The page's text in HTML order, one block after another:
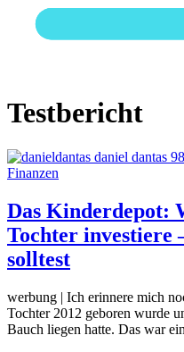
Testbericht
Finanzen
Das Kinderdepot:
Tochter investiere
solltest
werbung | Ich erinnere mich
Tochter 2012 geboren wurde
Bauch liegen hatte. Das war ein